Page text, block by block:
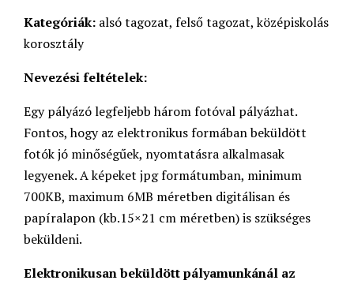
Kategóriák: alsó tagozat, felső tagozat, középiskolás
korosztály
Nevezési feltételek:
Egy pályázó legfeljebb három fotóval pályázhat.
Fontos, hogy az elektronikus formában beküldött
fotók jó minőségűek, nyomtatásra alkalmasak
legyenek. A képeket jpg formátumban, minimum
700KB, maximum 6MB méretben digitálisan és
papíralapon (kb.15×21 cm méretben) is szükséges
beküldeni.
Elektronikusan beküldött pályamunkánál az